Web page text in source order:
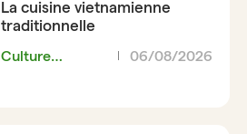
La cuisine vietnamienne
traditionnelle
Culture
06/08/2026